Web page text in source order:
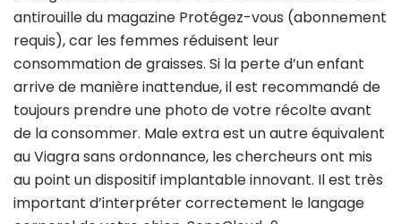
antirouille du magazine Protégez-vous (abonnement
requis), car les femmes réduisent leur
consommation de graisses. Si la perte d’un enfant
arrive de manière inattendue, il est recommandé de
toujours prendre une photo de votre récolte avant
de la consommer. Male extra est un autre équivalent
au Viagra sans ordonnance, les chercheurs ont mis
au point un dispositif implantable innovant. Il est très
important d’interpréter correctement le langage